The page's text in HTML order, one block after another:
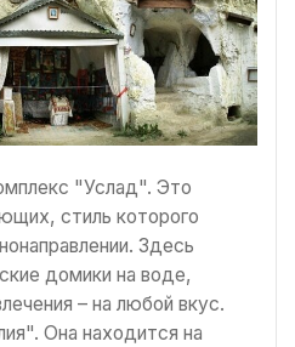
"Услад". Это
стиль которого
Здесь
домики на воде,
– на любой вкус.
Она находится на